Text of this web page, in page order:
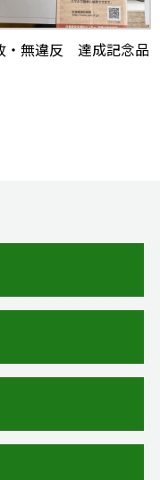
・無違反 達成記念品